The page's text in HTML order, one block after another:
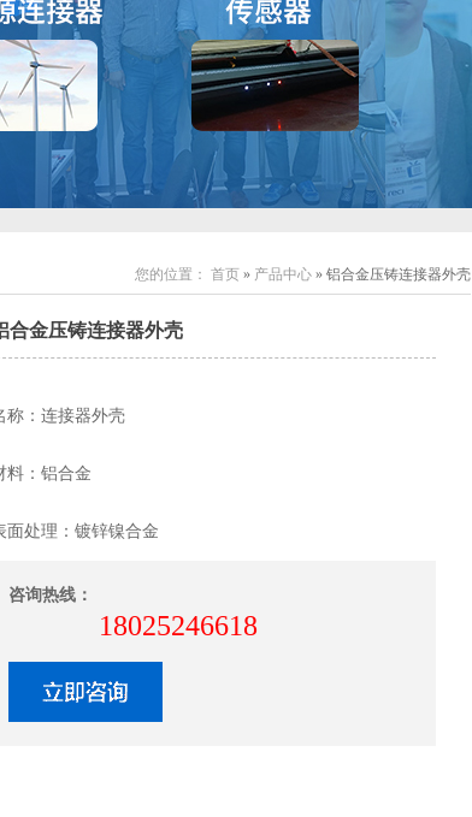
您的位置： 首页 » 产品中心 » 铝合金压铸连接器外壳
合金压铸连接器外壳
称：连接器外壳
料：铝合金
咨询热线：
18025246618